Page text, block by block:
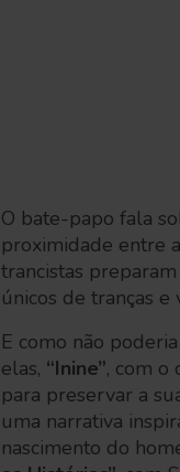
O bate-papo fala
proximidade entre
trancistas
únicos de tranças
E como não
elas, “Inine”, com o
para preservar a
uma narrativa
nascimento do